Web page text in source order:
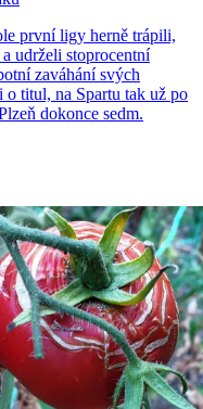
první ligy herně trápili,
udrželi stoprocentní
zaváhání svých
titul, na Spartu tak už po
dokonce sedm.